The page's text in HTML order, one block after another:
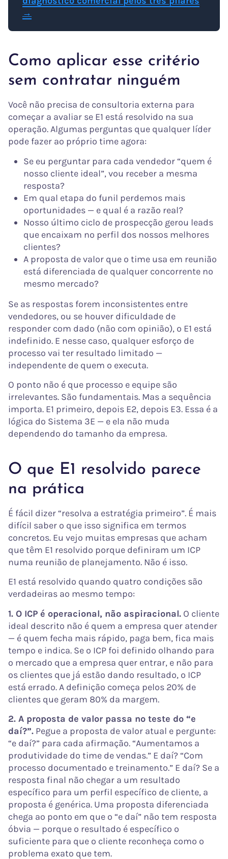
→
Como aplicar esse critério
sem contratar ninguém
Você não precisa de consultoria externa para
começar a avaliar se E1 está resolvido na sua
operação. Algumas perguntas que qualquer líder
pode fazer ao próprio time agora:
Se eu perguntar para cada vendedor “quem é
nosso cliente ideal”, vou receber a mesma
resposta?
Em qual etapa do funil perdemos mais
oportunidades — e qual é a razão real?
Nosso último ciclo de prospecção gerou leads
que encaixam no perfil dos nossos melhores
clientes?
A proposta de valor que o time usa em reunião
está diferenciada de qualquer concorrente no
mesmo mercado?
Se as respostas forem inconsistentes entre
vendedores, ou se houver dificuldade de
responder com dado (não com opinião), o E1 está
indefinido. E nesse caso, qualquer esforço de
processo vai ter resultado limitado —
independente de quem o executa.
O ponto não é que processo e equipe são
irrelevantes. São fundamentais. Mas a sequência
importa. E1 primeiro, depois E2, depois E3. Essa é a
lógica do Sistema 3E — e ela não muda
dependendo do tamanho da empresa.
O que E1 resolvido parece
na prática
É fácil dizer “resolva a estratégia primeiro”. É mais
difícil saber o que isso significa em termos
concretos. Eu vejo muitas empresas que acham
que têm E1 resolvido porque definiram um ICP
numa reunião de planejamento. Não é isso.
E1 está resolvido quando quatro condições são
verdadeiras ao mesmo tempo:
1. O ICP é operacional, não aspiracional. O cliente
ideal descrito não é quem a empresa quer atender
— é quem fecha mais rápido, paga bem, fica mais
tempo e indica. Se o ICP foi definido olhando para
o mercado que a empresa quer entrar, e não para
os clientes que já estão dando resultado, o ICP
está errado. A definição começa pelos 20% de
clientes que geram 80% da margem.
2. A proposta de valor passa no teste do “e
daí?”. Pegue a proposta de valor atual e pergunte:
“e daí?” para cada afirmação. “Aumentamos a
produtividade do time de vendas.” E daí? “Com
processo documentado e treinamento.” E daí? Se a
resposta final não chegar a um resultado
específico para um perfil específico de cliente, a
proposta é genérica. Uma proposta diferenciada
chega ao ponto em que o “e daí” não tem resposta
óbvia — porque o resultado é específico o
suficiente para que o cliente reconheça como o
problema exato que tem.